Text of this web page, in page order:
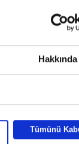
Hakkında
Tümünü